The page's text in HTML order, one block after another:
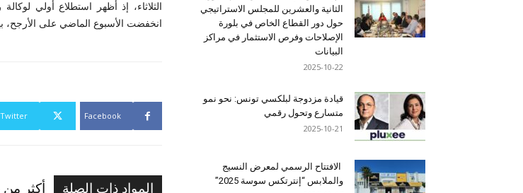
الثلاثاء، إذ أظهر استطلاع أولي
انخفضت الأسبوع الماضي على الأرجح،
Facebook
Twitter
المواد ذات الصلة أكثر
الثانية والعشرين للمجلس الاستراتيجي
حول دور القطاع الخاص في بلورة
الإصلاحات وفرص الاستثمار في مراكز
البيانات
2025-10-22
قيادة مزدوجة لبلكسي تونس: نحو نمو
متسارع وتحول رقمي
2025-10-21
الافتتاح الرسمي لمعرض النسيج
والملابس “إنترتكس سوسة 2025”